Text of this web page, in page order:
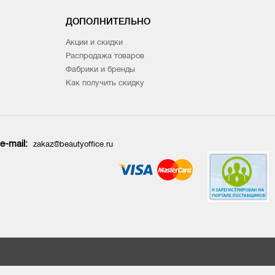
ДОПОЛНИТЕЛЬНО
Акции и скидки
Распродажа товаров
Фабрики и бренды
Как получить скидку
e-mail: zakaz@beautyoffice.ru